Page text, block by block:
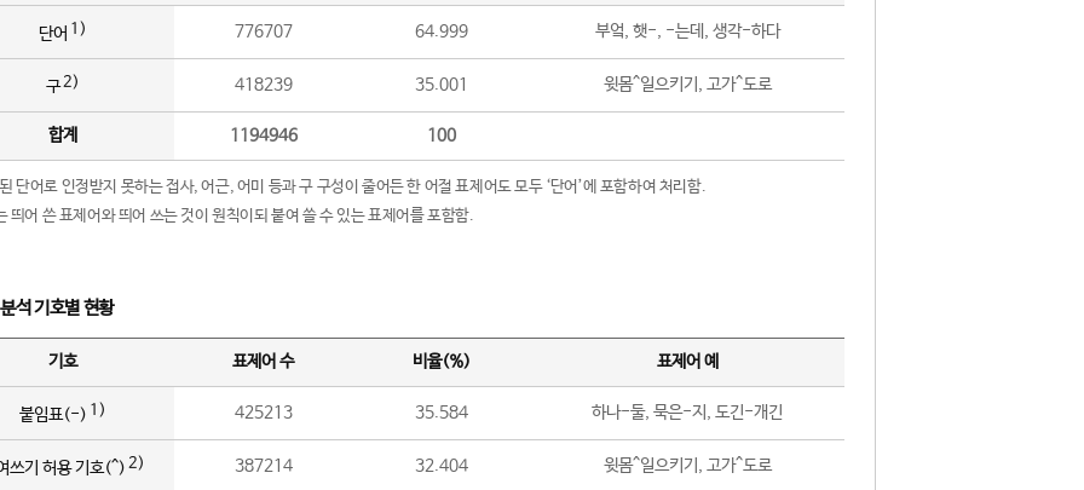
단어 1) 776707 64.999 부엌, 햇-, -는데, 생각-하다
구2) 418239 35.001 윗몸^일으키기, 고가^도로
합계 1194946 100
단어로 인정받지 못하는 접사, 어근, 어미 등과 구 구성이 줄어든 한 어절 표제어도 모두 ‘단어’에 포함하여 처리함.
띄어 쓴 표제어와 띄어 쓰는 것이 원칙이되 붙여 쓸 수 있는 표제어를 포함함.
석 기호별 현황
기호 표제어 수 비율(%) 표제어 예
붙임표(-) 1) 425213 35.584 하나-둘, 묵은-지, 도긴-개긴
쓰기 허용 기호(^) 2) 387214 32.404 윗몸^일으키기, 고가^도로